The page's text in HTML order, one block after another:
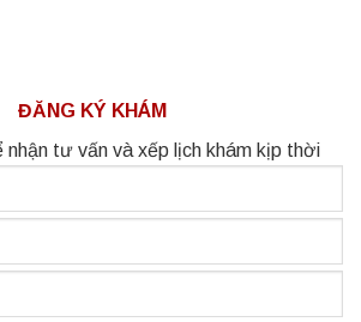
ĐĂNG KÝ KHÁM
nhận tư vấn và xếp lịch khám kịp thời